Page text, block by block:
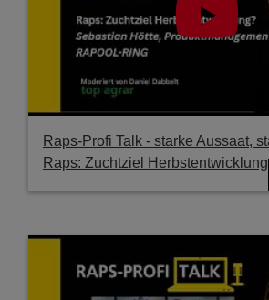
Raps-Profi Talk - starke Aussaat,
Raps: Zuchtziel